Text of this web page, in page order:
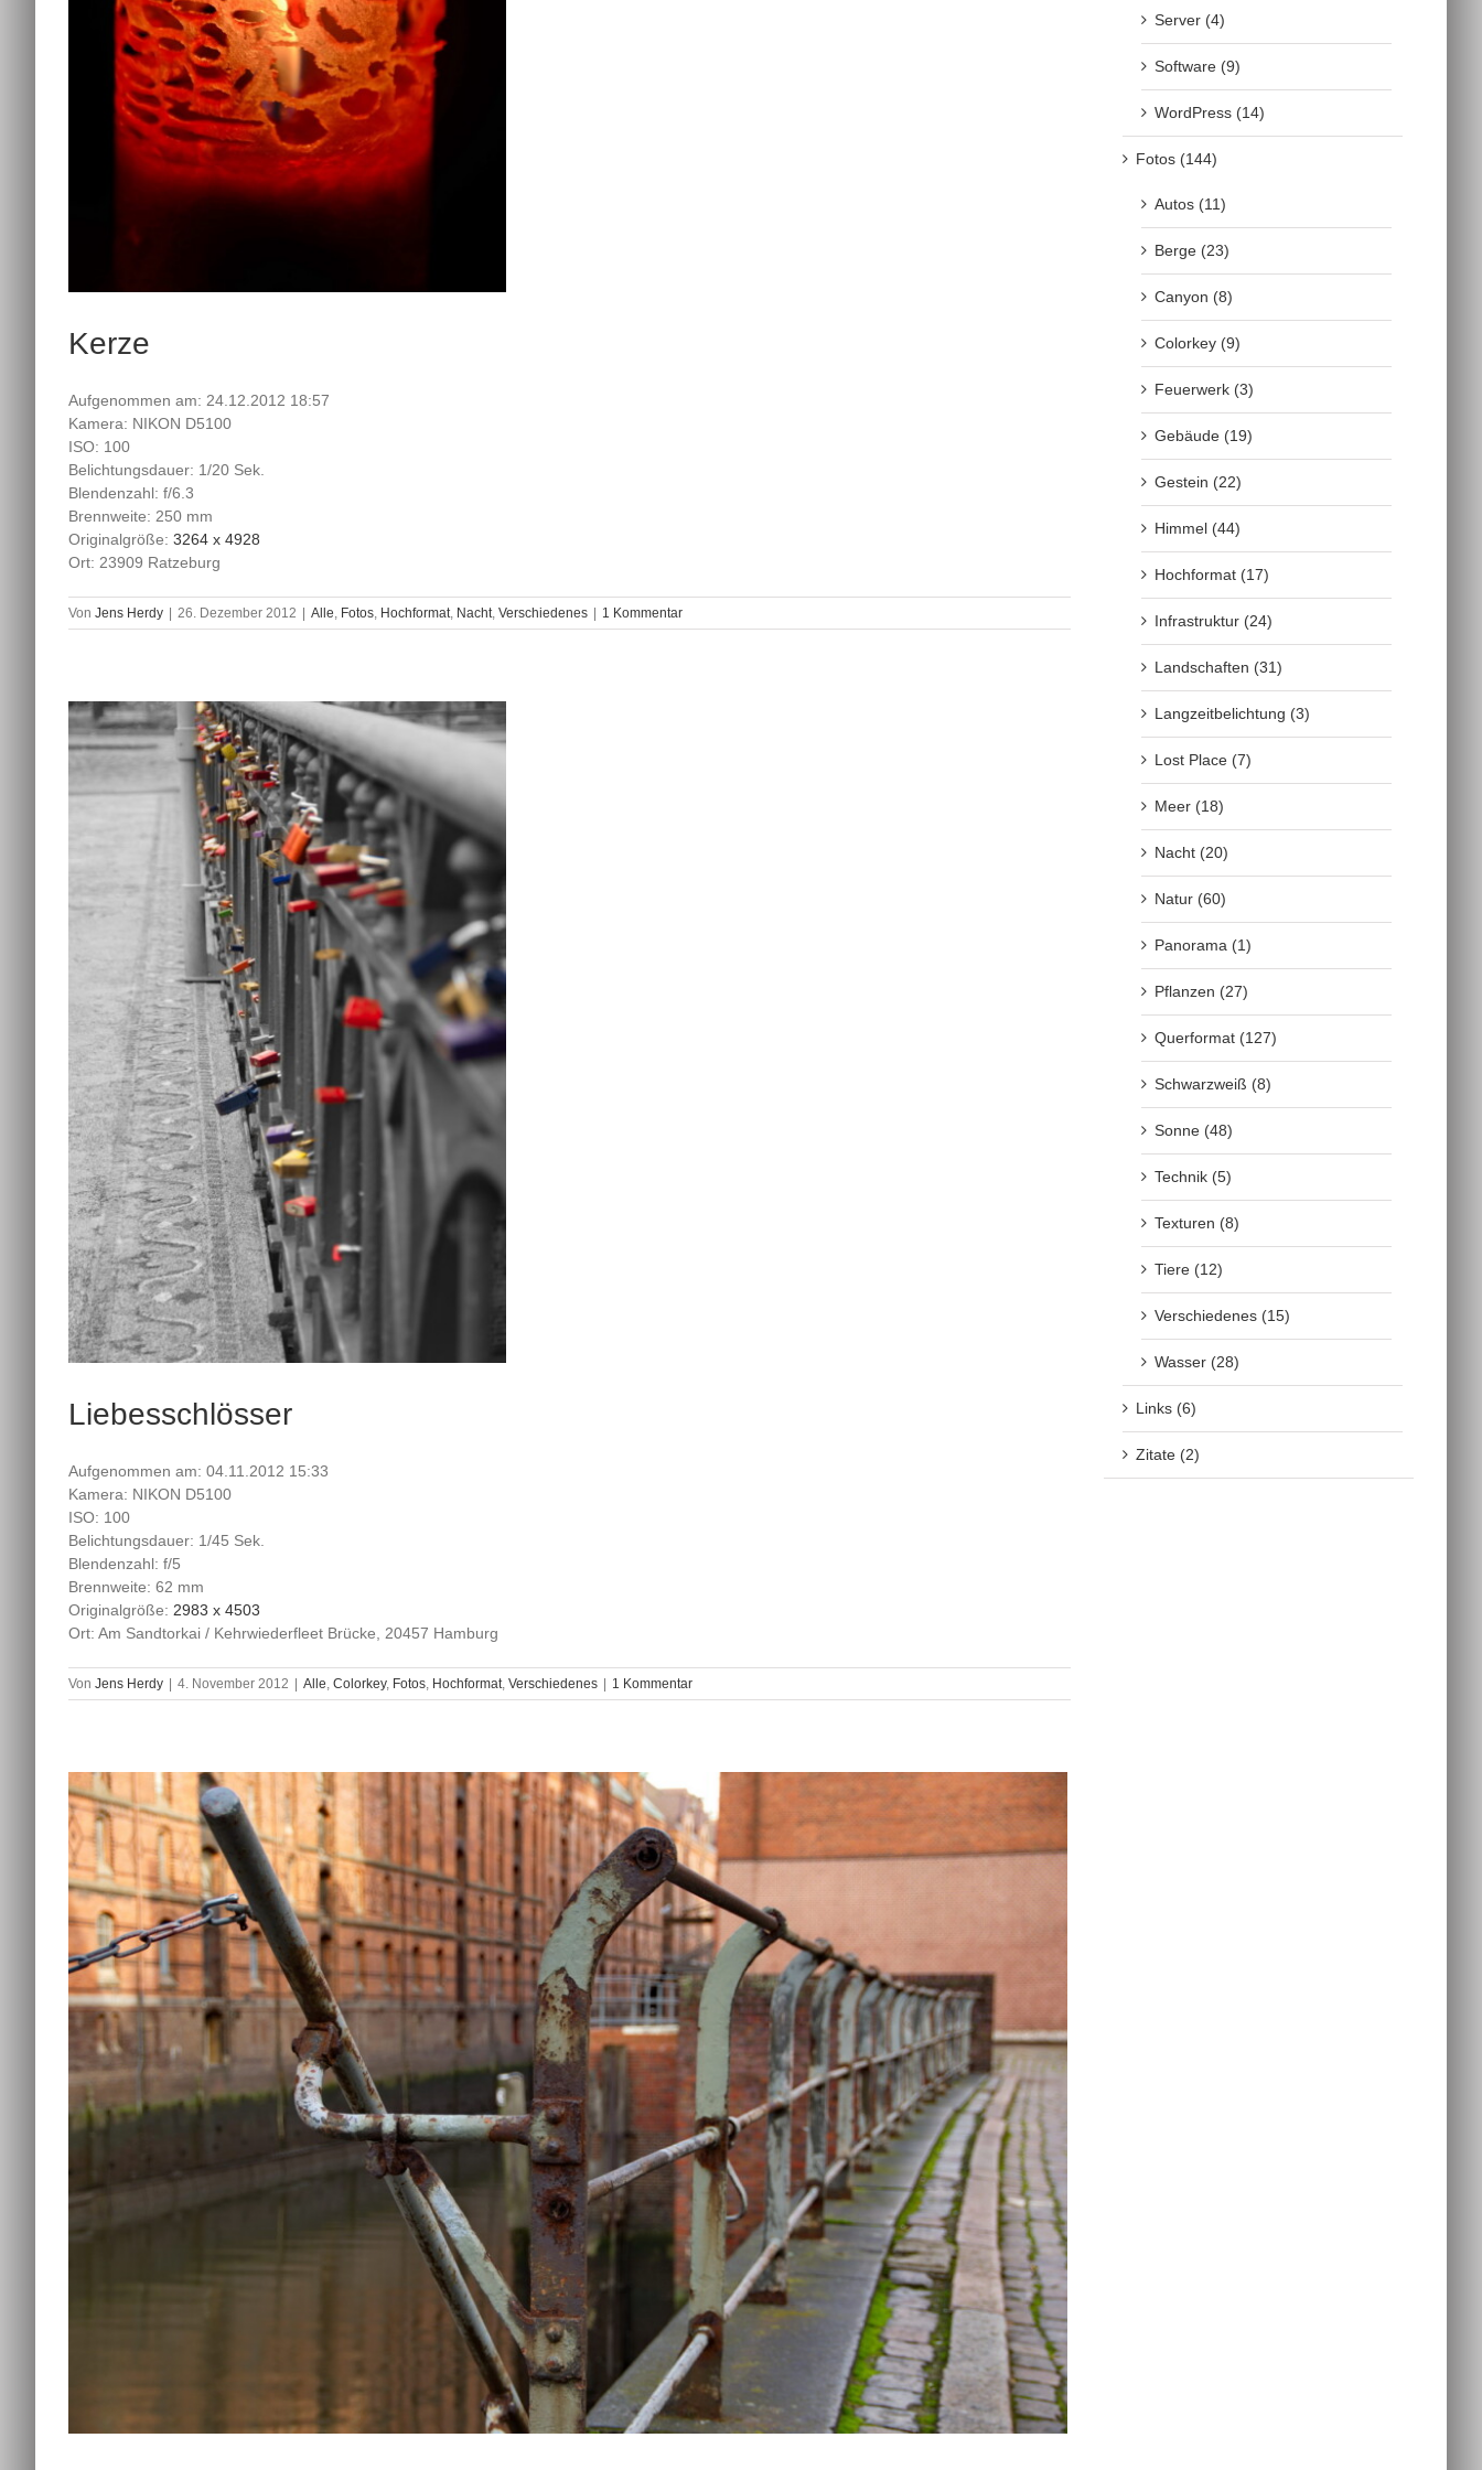
Kerze
Aufgenommen am: 24.12.2012 18:57
Kamera: NIKON D5100
ISO: 100
Belichtungsdauer: 1/20 Sek.
Blendenzahl: f/6.3
Brennweite: 250 mm
Originalgröße: 3264 x 4928
Ort: 23909 Ratzeburg
Von Jens Herdy 26. Dezember 2012 Alle, Fotos, Hochformat, Nacht, Verschiedenes 1 Kommentar
Liebesschlösser
Aufgenommen am: 04.11.2012 15:33
Kamera: NIKON D5100
ISO: 100
Belichtungsdauer: 1/45 Sek.
Blendenzahl: f/5
Brennweite: 62 mm
Originalgröße: 2983 x 4503
Ort: Am Sandtorkai / Kehrwiederfleet Brücke, 20457 Hamburg
Von Jens Herdy 4. November 2012 Alle, Colorkey, Fotos, Hochformat, Verschiedenes 1 Kommentar
Server (4)
Software (9)
WordPress (14)
Fotos (144)
Autos (11)
Berge (23)
Canyon (8)
Colorkey (9)
Feuerwerk (3)
Gebäude (19)
Gestein (22)
Himmel (44)
Hochformat (17)
Infrastruktur (24)
Landschaften (31)
Langzeitbelichtung (3)
Lost Place (7)
Meer (18)
Nacht (20)
Natur (60)
Panorama (1)
Pflanzen (27)
Querformat (127)
Schwarzweiß (8)
Sonne (48)
Technik (5)
Texturen (8)
Tiere (12)
Verschiedenes (15)
Wasser (28)
Links (6)
Zitate (2)